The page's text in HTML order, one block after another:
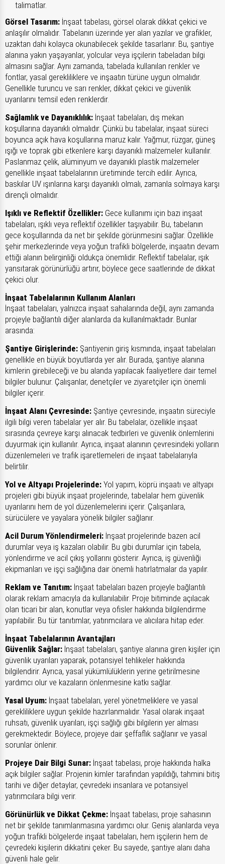
talimatlar.
Görsel Tasarım: İnşaat tabelası, görsel olarak dikkat çekici ve
anlaşılır olmalıdır. Tabelanın üzerinde yer alan yazılar ve grafikler,
uzaktan dahi kolayca okunabilecek şekilde tasarlanır. Bu, şantiye
alanına yakın yaşayanlar, yolcular veya işçilerin tabeladan bilgi
almasını sağlar. Aynı zamanda, tabelada kullanılan renkler ve
fontlar, yasal gerekliliklere ve inşaatın türüne uygun olmalıdır.
Genellikle turuncu ve sarı renkler, dikkat çekici ve güvenlik
uyarılarını temsil eden renklerdir.
Sağlamlık ve Dayanıklılık: İnşaat tabelaları, dış mekan
koşullarına dayanıklı olmalıdır. Çünkü bu tabelalar, inşaat süreci
boyunca açık hava koşullarına maruz kalır. Yağmur, rüzgar, güneş
ışığı ve toprak gibi etkenlere karşı dayanıklı malzemeler kullanılır.
Paslanmaz çelik, alüminyum ve dayanıklı plastik malzemeler
genellikle inşaat tabelalarının üretiminde tercih edilir. Ayrıca,
baskılar UV ışınlarına karşı dayanıklı olmalı, zamanla solmaya karşı
dirençli olmalıdır.
Işıklı ve Reflektif Özellikler: Gece kullanımı için bazı inşaat
tabelaları, ışıklı veya reflektif özellikler taşıyabilir. Bu, tabelanın
gece koşullarında da net bir şekilde görünmesini sağlar. Özellikle
şehir merkezlerinde veya yoğun trafikli bölgelerde, inşaatın devam
ettiği alanın belirginliği oldukça önemlidir. Reflektif tabelalar, ışık
yansıtarak görünürlüğü artırır, böylece gece saatlerinde de dikkat
çekici olur.
İnşaat Tabelalarının Kullanım Alanları
İnşaat tabelaları, yalnızca inşaat sahalarında değil, aynı zamanda
projeyle bağlantılı diğer alanlarda da kullanılmaktadır. Bunlar
arasında:
Şantiye Girişlerinde: Şantiyenin giriş kısmında, inşaat tabelaları
genellikle en büyük boyutlarda yer alır. Burada, şantiye alanına
kimlerin girebileceği ve bu alanda yapılacak faaliyetlere dair temel
bilgiler bulunur. Çalışanlar, denetçiler ve ziyaretçiler için önemli
bilgiler içerir.
İnşaat Alanı Çevresinde: Şantiye çevresinde, inşaatın süreciyle
ilgili bilgi veren tabelalar yer alır. Bu tabelalar, özellikle inşaat
sırasında çevreye karşı alınacak tedbirleri ve güvenlik önlemlerini
duyurmak için kullanılır. Ayrıca, inşaat alanının çevresindeki yolların
düzenlemeleri ve trafik işaretlemeleri de inşaat tabelalarıyla
belirtilir.
Yol ve Altyapı Projelerinde: Yol yapım, köprü inşaatı ve altyapı
projeleri gibi büyük inşaat projelerinde, tabelalar hem güvenlik
uyarılarını hem de yol düzenlemelerini içerir. Çalışanlara,
sürücülere ve yayalara yönelik bilgiler sağlanır.
Acil Durum Yönlendirmeleri: İnşaat projelerinde bazen acil
durumlar veya iş kazaları olabilir. Bu gibi durumlar için tabela,
yönlendirme ve acil çıkış yollarını gösterir. Ayrıca, iş güvenliği
ekipmanları ve işçi sağlığına dair önemli hatırlatmalar da yapılır.
Reklam ve Tanıtım: İnşaat tabelaları bazen projeyle bağlantılı
olarak reklam amacıyla da kullanılabilir. Proje bitiminde açılacak
olan ticari bir alan, konutlar veya ofisler hakkında bilgilendirme
yapılabilir. Bu tür tanıtımlar, yatırımcılara ve alıcılara hitap eder.
İnşaat Tabelalarının Avantajları
Güvenlik Sağlar: İnşaat tabelaları, şantiye alanına giren kişiler için
güvenlik uyarıları yaparak, potansiyel tehlikeler hakkında
bilgilendirir. Ayrıca, yasal yükümlülüklerin yerine getirilmesine
yardımcı olur ve kazaların önlenmesine katkı sağlar.
Yasal Uyum: İnşaat tabelaları, yerel yönetmeliklere ve yasal
gerekliliklere uygun şekilde hazırlanmalıdır. Yasal olarak inşaat
ruhsatı, güvenlik uyarıları, işçi sağlığı gibi bilgilerin yer alması
gerekmektedir. Böylece, projeye dair şeffaflık sağlanır ve yasal
sorunlar önlenir.
Projeye Dair Bilgi Sunar: İnşaat tabelası, proje hakkında halka
açık bilgiler sağlar. Projenin kimler tarafından yapıldığı, tahmini bitiş
tarihi ve diğer detaylar, çevredeki insanlara ve potansiyel
yatırımcılara bilgi verir.
Görünürlük ve Dikkat Çekme: İnşaat tabelası, proje sahasının
net bir şekilde tanımlanmasına yardımcı olur. Geniş alanlarda veya
yoğun trafikli bölgelerde inşaat tabelaları, hem işçilerin hem de
çevredeki kişilerin dikkatini çeker. Bu sayede, şantiye alanı daha
güvenli hale gelir.